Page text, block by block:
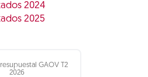
2024
2025
GAOV T2
2026